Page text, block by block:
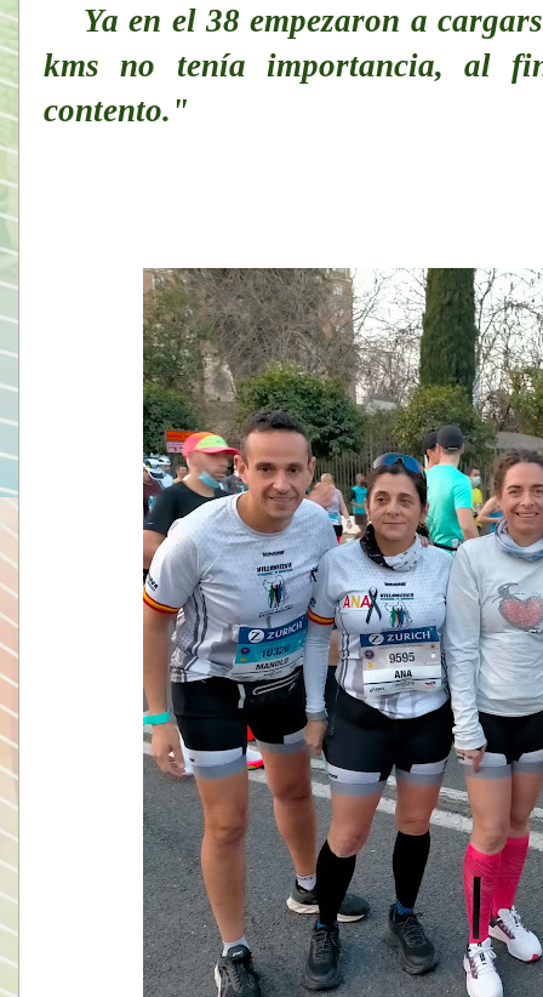
Ya en el 38 empezaron a
kms no tenía importancia, al
contento."